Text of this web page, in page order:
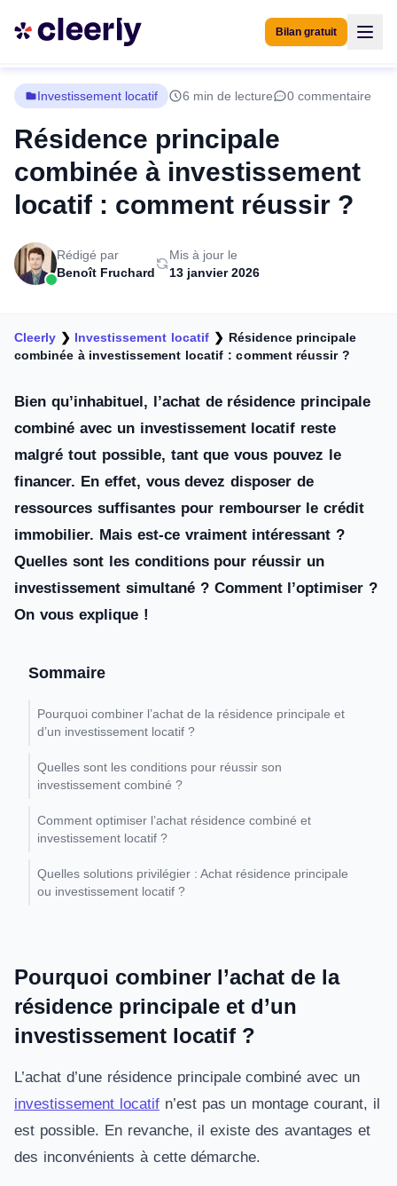
Bilan gratuit
Investissement locatif 6 min de lecture 0 commentaire
Résidence principale
combinée à investissement
locatif : comment réussir ?
Rédigé par
Benoît Fruchard
Mis à jour le
13 janvier 2026
Cleerly ❯ Investissement locatif ❯ Résidence principale
combinée à investissement locatif : comment réussir ?
Bien qu’inhabituel, l’achat de résidence principale
combiné avec un investissement locatif reste
malgré tout possible, tant que vous pouvez le
financer. En effet, vous devez disposer de
ressources suffisantes pour rembourser le crédit
immobilier. Mais est-ce vraiment intéressant ?
Quelles sont les conditions pour réussir un
investissement simultané ? Comment l’optimiser ?
On vous explique !
Sommaire
Pourquoi combiner l’achat de la résidence principale et
d’un investissement locatif ?
Quelles sont les conditions pour réussir son
investissement combiné ?
Comment optimiser l’achat résidence combiné et
investissement locatif ?
Quelles solutions privilégier : Achat résidence principale
ou investissement locatif ?
Pourquoi combiner l’achat de la
résidence principale et d’un
investissement locatif ?
L’achat d’une résidence principale combiné avec un
investissement locatifn’est pas un montage courant, il
est possible. En revanche, il existe des avantages et
des inconvénients à cette démarche.